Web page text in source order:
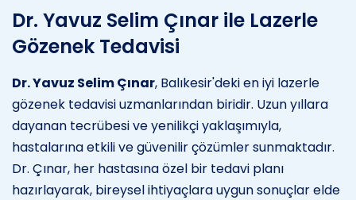
Dr. Yavuz Selim Çınar ile Lazerle
Gözenek Tedavisi
Dr. Yavuz Selim Çınar, Balıkesir'deki en iyi lazerle
gözenek tedavisi uzmanlarından biridir. Uzun yıllara
dayanan tecrübesi ve yenilikçi yaklaşımıyla,
hastalarına etkili ve güvenilir çözümler sunmaktadır.
Dr. Çınar, her hastasına özel bir tedavi planı
hazırlayarak, bireysel ihtiyaçlara uygun sonuçlar elde